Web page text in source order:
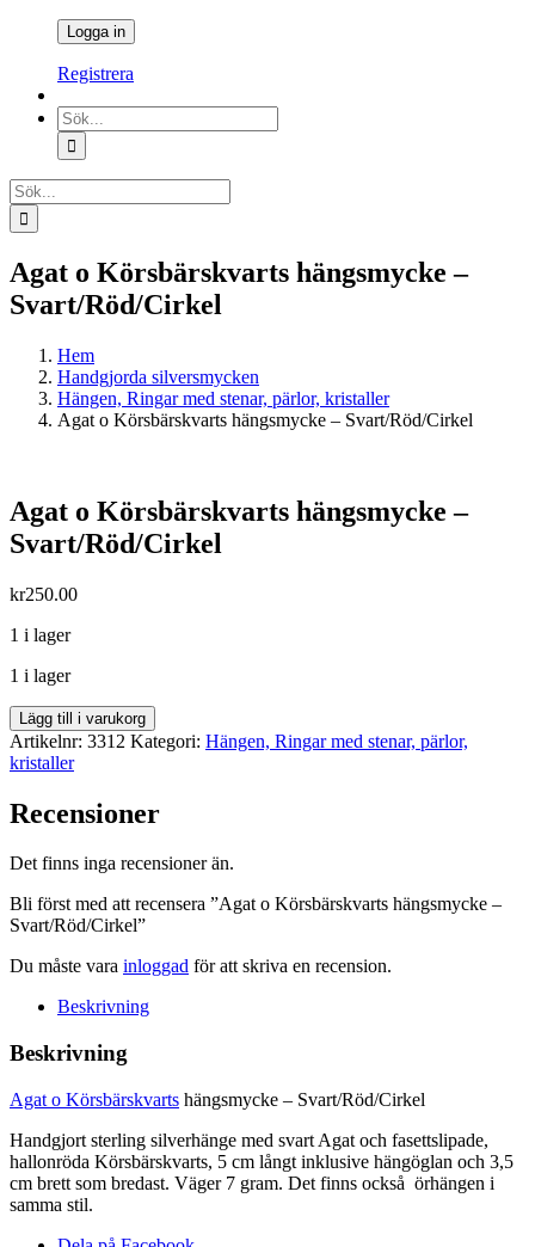
Registrera
Sök
efter:
Sök
efter:
Agat o Körsbärskvarts hängsmycke –
Svart/Röd/Cirkel
Hem
Handgjorda silversmycken
Hängen, Ringar med stenar, pärlor, kristaller
Agat o Körsbärskvarts hängsmycke – Svart/Röd/Cirkel
Agat o Körsbärskvarts hängsmycke –
Svart/Röd/Cirkel
kr250.00
1 i lager
1 i lager
Agat
o
Körsbärskvarts
-
Svart/Röd/Cirkel
Lägg till i varukorg
Artikelnr: 3312 Kategori: Hängen, Ringar med stenar, pärlor,
kristaller
Recensioner
Det finns inga recensioner än.
Bli först med att recensera ”Agat o Körsbärskvarts hängsmycke –
Svart/Röd/Cirkel”
Du måste vara inloggad för att skriva en recension.
Beskrivning
Beskrivning
Agat o Körsbärskvarts hängsmycke – Svart/Röd/Cirkel
Handgjort sterling silverhänge med svart Agat och fasettslipade,
hallonröda Körsbärskvarts, 5 cm långt inklusive hängöglan och 3,5
cm brett som bredast. Väger 7 gram. Det finns också örhängen i
samma stil.